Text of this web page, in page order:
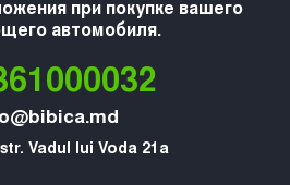
при покупке вашего
автомобиля.
Vadul lui Voda 21a